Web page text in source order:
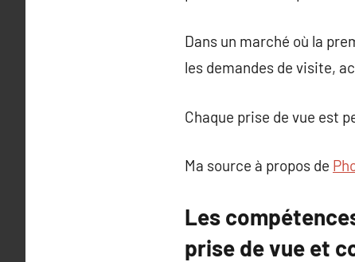
Dans un marché où la
les demandes de visite,
Chaque prise de vue est
Ma source à propos de
Les
prise de vue et